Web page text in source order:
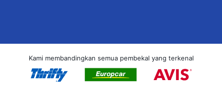
Kami membandingkan semua pembekal yang terkenal